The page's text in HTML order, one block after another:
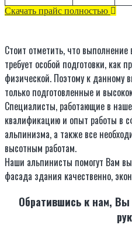
Скачать прайс полностью
Стоит отметить, что
требует особой подготовки, как
физической. Поэтому к данному
только подготовленные и
Специалисты, работающие в
квалификацию и опыт работы в
альпинизма, а также все
высотным работам.
Наши альпинисты помогут Вам
фасада здания качественно,
Обратившись к нам,